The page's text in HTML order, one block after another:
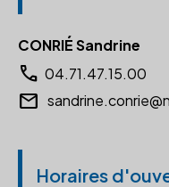
CONRIÉ Sandrine
call 04.71.47.15.00
email
Horaires